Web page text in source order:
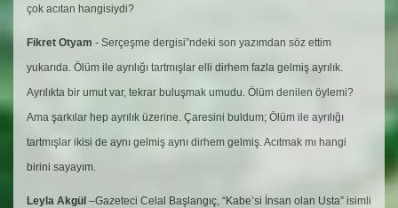
çok acıtan hangisiydi?
Fikret Otyam - Serçeşme dergisi”ndeki son yazımdan söz ettim
yukarıda. Ölüm ile ayrılığı tartmışlar elli dirhem fazla gelmiş ayrılık.
Ayrılıkta bir umut var, tekrar buluşmak umudu. Ölüm denilen öylemi?
Ama şarkılar hep ayrılık üzerine. Çaresini buldum; Ölüm ile ayrılığı
tartmışlar ikisi de aynı gelmiş aynı dirhem gelmiş. Acıtmak mı hangi
birini sayayım.
Leyla Akgül –Gazeteci Celal Başlangıç, “Kabe’si İnsan olan Usta” isimli